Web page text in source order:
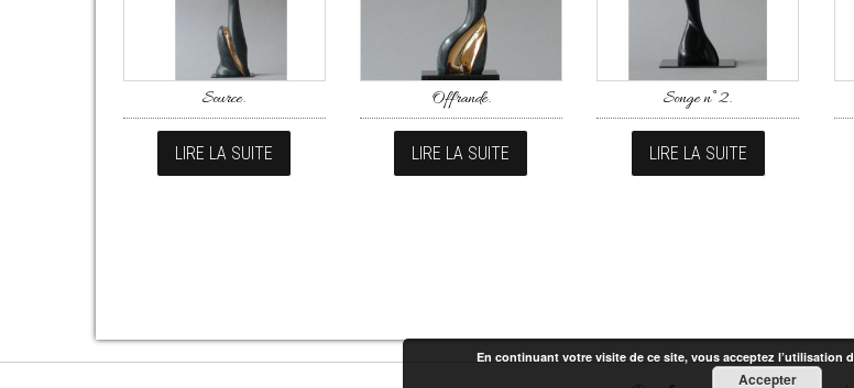
Source.
LIRE LA SUITE
Offrande.
LIRE LA SUITE
Songe n°2.
LIRE LA SUITE
En continuant votre visite de ce site, vous acceptez l’utilisation
Accepter